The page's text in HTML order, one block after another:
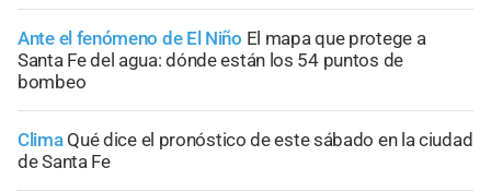
Ante el fenómeno de El Niño El mapa que protege a
Santa Fe del agua: dónde están los 54 puntos de
bombeo
Clima Qué dice el pronóstico de este sábado en la ciudad
de Santa Fe